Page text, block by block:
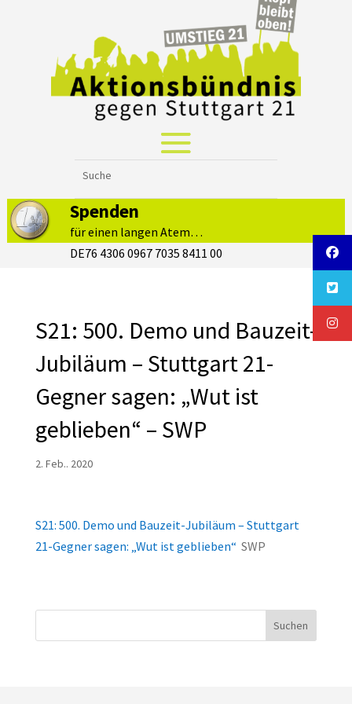
Spenden
für einen langen Atem…
DE76 4306 0967 7035 8411 00
S21: 500. Demo und Bauzeit-
Jubiläum – Stuttgart 21-
Gegner sagen: „Wut ist
geblieben“ – SWP
2. Feb.. 2020
S21: 500. Demo und Bauzeit-Jubiläum – Stuttgart
21-Gegner sagen: „Wut ist geblieben“ SWP
Suchen